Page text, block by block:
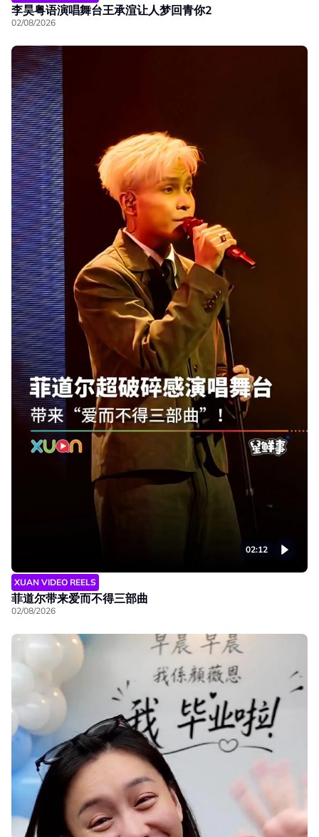
李昊粤语演唱舞台王承渲让人梦回青你2
02/08/2026
02:12
XUAN VIDEO REELS
菲道尔带来爱而不得三部曲
02/08/2026